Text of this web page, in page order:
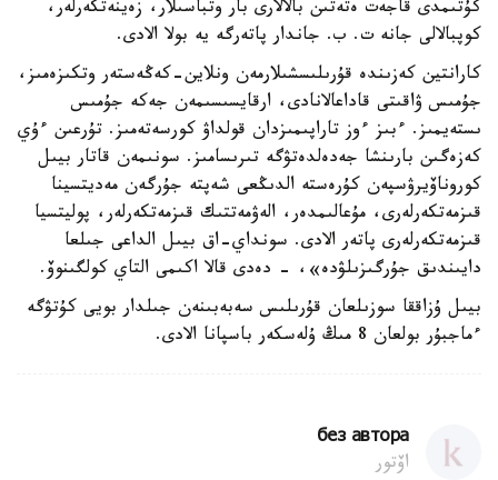
كۇتىمدى قاجەت ەتەتىن بالالارى بار وتباسىلار، زەينەتكەرلەر،
كوپبالالى جانە ت. ب. جاندار پاتەرگە يە بولا الادى.
كارانتين كەزىندە قۇرىلىسشىلارمەن ونلاين-كەڭەستەر وتكىزەمىز،
جۇمىس ۋاقىتى قاداعالانادى، ارقايسىسىمەن جەكە جۇمىس
ىستەيمىز. ءبىز ءوز تاراپىمىزدان قولداۋ كورسەتەمىز. تۇرعىن ءۇي
كەزەگىن بارىنشا جەدەلدەتۋگە تىرىسامىز. سونىمەن قاتار بيىل
كوروناۆيرۋسپەن كۇرەستە الدىڭعى شەپتە جۇرگەن مەديتسينا
قىزمەتكەرلەرى، مۇعالىمدەر، الەۋمەتتىك قىزمەتكەرلەر، پوليتسيا
قىزمەتكەرلەرى پاتەر الادى. سونداي-اق بيىل الداعى جىلعا
دايىندىق جۇرگىزىلۋدە»، - دەدى قالا اكىمى التاي كولگىنوۆ.
بيىل ۇزاققا سوزىلعان قۇرىلىس سەبەبىنەن جىلدار بويى كۇتۋگە
ءماجبۇر بولعان 8 مىڭ ۇلەسكەر باسپانا الادى.
без автора
اۆتور